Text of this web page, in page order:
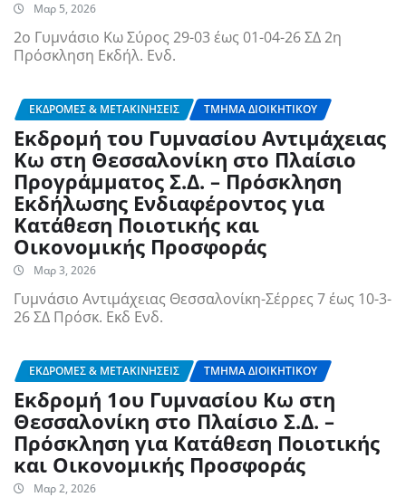
Μαρ 5, 2026
2ο Γυμνάσιο Κω Σύρος 29-03 έως 01-04-26 ΣΔ 2η
Πρόσκληση Εκδήλ. Ενδ.
ΕΚΔΡΟΜΈΣ & ΜΕΤΑΚΙΝΉΣΕΙΣ ΤΜΉΜΑ ΔΙΟΙΚΗΤΙΚΟΎ
Εκδρομή του Γυμνασίου Αντιμάχειας
Κω στη Θεσσαλονίκη στο Πλαίσιο
Προγράμματος Σ.Δ. – Πρόσκληση
Εκδήλωσης Ενδιαφέροντος για
Κατάθεση Ποιοτικής και
Οικονομικής Προσφοράς
Μαρ 3, 2026
Γυμνάσιο Αντιμάχειας Θεσσαλονίκη-Σέρρες 7 έως 10-3-
26 ΣΔ Πρόσκ. Εκδ Ενδ.
ΕΚΔΡΟΜΈΣ & ΜΕΤΑΚΙΝΉΣΕΙΣ ΤΜΉΜΑ ΔΙΟΙΚΗΤΙΚΟΎ
Εκδρομή 1ου Γυμνασίου Κω στη
Θεσσαλονίκη στο Πλαίσιο Σ.Δ. –
Πρόσκληση για Κατάθεση Ποιοτικής
και Οικονομικής Προσφοράς
Μαρ 2, 2026